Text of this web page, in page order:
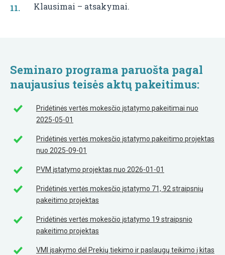
Klausimai – atsakymai.
Seminaro programa paruošta pagal
naujausius teisės aktų pakeitimus:
Pridėtinės vertės mokesčio įstatymo pakeitimai nuo
2025-05-01
Pridėtinės vertės mokesčio įstatymo pakeitimo projektas
nuo 2025-09-01
PVM įstatymo projektas nuo 2026-01-01
Pridėtinės vertės mokesčio įstatymo 71, 92 straipsnių
pakeitimo projektas
Pridėtinės vertės mokesčio įstatymo 19 straipsnio
pakeitimo projektas
VMI įsakymo dėl Prekių tiekimo ir paslaugų teikimo į kitas